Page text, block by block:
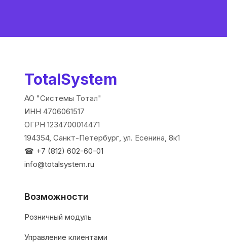
TotalSystem
АО "Системы Тотал"
ИНН 4706061517
ОГРН 1234700014471
194354, Санкт-Петербург, ул. Есенина, 8к1
☎ +7 (812) 602-60-01
info@totalsystem.ru
Возможности
Розничный модуль
Управление клиентами